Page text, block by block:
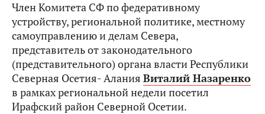
Член Комитета СФ по федеративному
устройству, региональной политике, местному
самоуправлению и делам Севера,
представитель от законодательного
(представительного) органа власти Республики
Северная Осетия- Алания Виталий Назаренко
в рамках региональной недели посетил
Ирафский район Северной Осетии.